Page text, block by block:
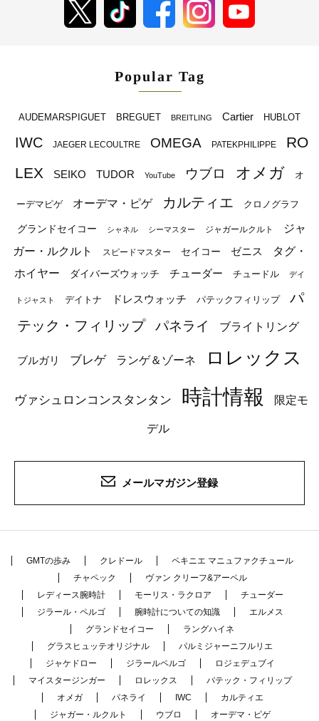
Popular Tag
AUDEMARSPIGUET BREGUET BREITLING Cartier HUBLOT
IWC JAEGER LECOULTRE OMEGA PATEKPHILIPPE
RO
LEX
SEIKO TUDOR YouTube ウブロ オメガ オ
ーデマピゲ オーデマ・ピゲ カルティエ クロノグラフ
グランドセイコー シャネル シーマスター ジャガールクルト
ジャ
ガー・ルクルト
スピードマスター セイコー ゼニス
タグ・
ホイヤー
ダイバーズウォッチ チューダー チュードル デイ
トジャスト デイトナ ドレスウォッチ パテックフィリップ
パ
テック・フィリップ
パネライ ブライトリング
ブルガリ ブレゲ ランゲ＆ゾーネ ロレックス
ヴァシュロンコンスタンタン 時計情報 限定モ
デル
メールマガジン登録
GMTの歩み クレドール
ペキニエ マニュファクチュール
チャペック
ヴァン クリーフ&アーペル
レディース腕時計
モーリス・ラクロア
チューダー
ジラール・ペルゴ
腕時計についての知識
エルメス
グランドセイコー
ラングハイネ
グラスヒュッテオリジナル
パルミジャーニフルリエ
ジャケドロー
ジラールペルゴ
ロジェデュブイ
マイスタージンガー
ロレックス
パテック・フィリップ
オメガ
パネライ IWC
カルティエ
ジャガー・ルクルト
ウブロ
オーデマ・ピゲ